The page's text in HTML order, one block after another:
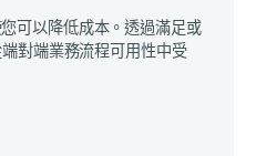
可以降低成本。透過滿足或
對端業務流程可用性中受